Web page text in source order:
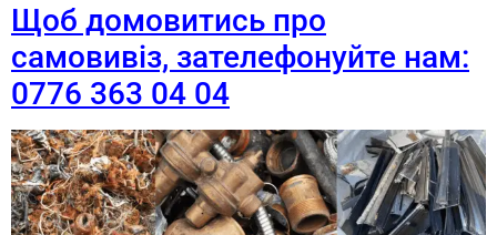
Щоб домовитись про
самовивіз, зателефонуйте нам:
0776 363 04 04